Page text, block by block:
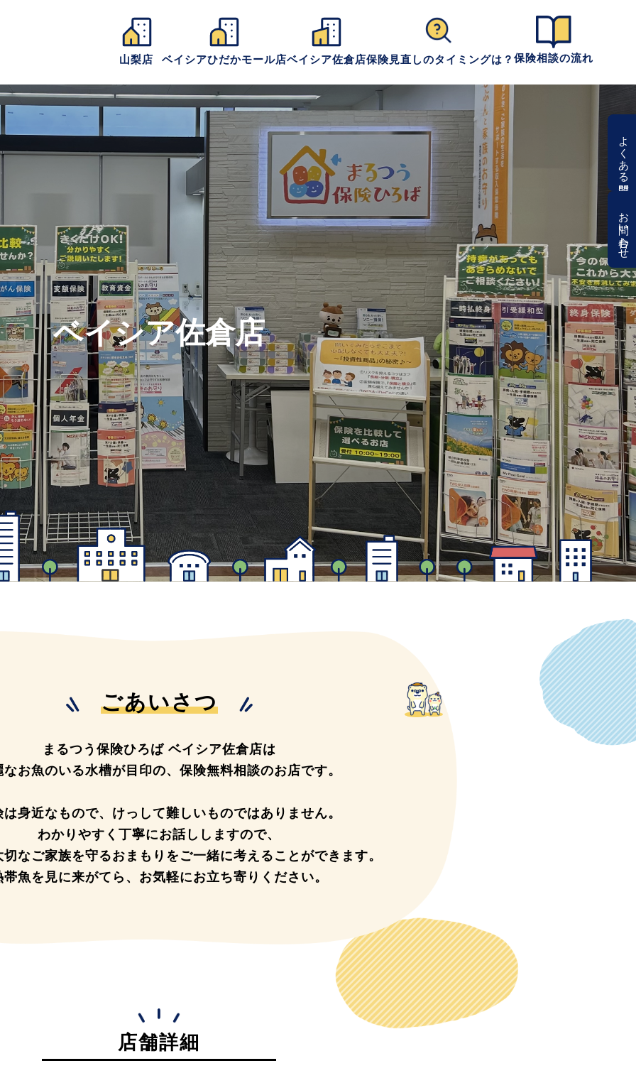
山梨店 ベイシアひだかモール店ベイシア佐倉店保険見直しのタイミングは？ 保険相談の流れ
よくある質問
お問い合わせ
ベイシア佐倉店
ごあいさつ
まるつう保険ひろば ベイシア佐倉店は
なお魚のいる水槽が目印の、 保険無料相談のお店です。
身近なもので、 けっして難しいものではありません。
わかりやすく丁寧にお話ししますので、
なご家族を守るおまもりを ご一緒に考えることができます。
帯魚を見に来がてら、 お気軽にお立ち寄りください。
店舗詳細